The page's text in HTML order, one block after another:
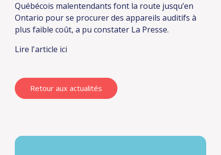
Québécois malentendants font la route jusqu’en
Ontario pour se procurer des appareils auditifs à
plus faible coût, a pu constater La Presse.
Lire l'article ici
Retour aux actualités